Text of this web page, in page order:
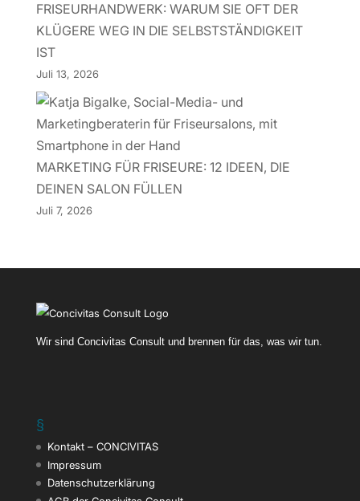
FRISEURHANDWERK: WARUM SIE OFT DER
KLÜGERE WEG IN DIE SELBSTSTÄNDIGKEIT
IST
Juli 13, 2026
MARKETING FÜR FRISEURE: 12 IDEEN, DIE
DEINEN SALON FÜLLEN
Juli 7, 2026
Wir sind Concivitas Consult und brennen für das, was wir tun.
§
Kontakt – CONCIVITAS
Impressum
Datenschutzerklärung